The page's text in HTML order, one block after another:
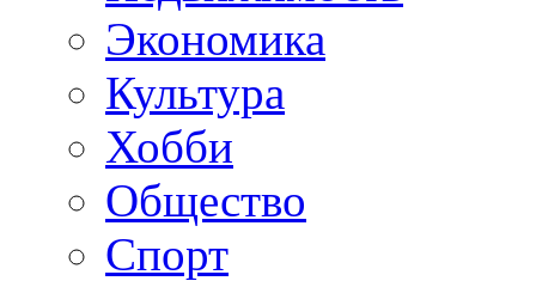
Экономика
Культура
Хобби
Общество
Спорт